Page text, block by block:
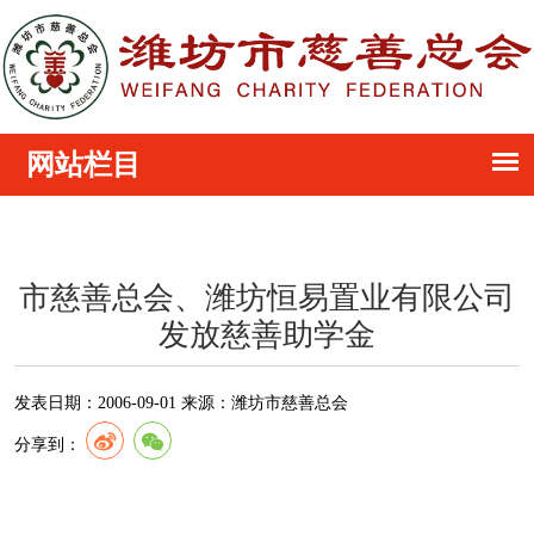
市慈善总会、潍坊恒易置业有限公司
发放慈善助学金
发表日期： 2006-09-01 来源： 潍坊市慈善总会
分享到：